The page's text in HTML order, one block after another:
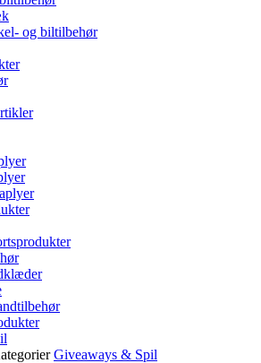
og biltilbehør
Giveaways & Spil